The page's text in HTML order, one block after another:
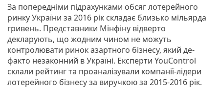
За попередніми підрахунками обсяг лотерейного
ринку України за 2016 рік складає близько мільярда
гривень. Представники Мінфіну відверто
декларують, що жодним чином не можуть
контролювати ринок азартного бізнесу, який де-
факто незаконний в Україні. Експерти YouControl
склали рейтинг та проаналізували компанії-лідери
лотерейного бізнесу за виручкою за 2015-2016 рік.